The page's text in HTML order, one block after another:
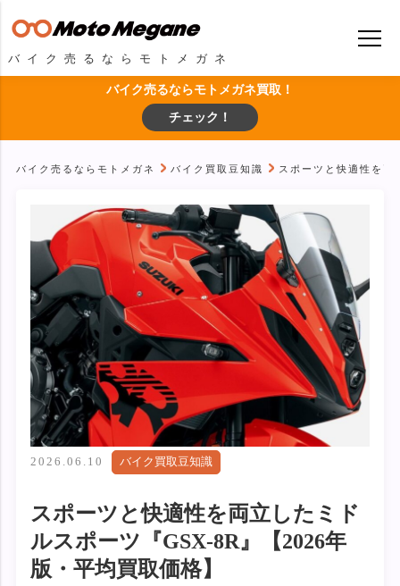
バイク売るならモトメガネ
バイク売るならモトメガネ買取！
チェック！
バイク売るならモトメガネ バイク買取豆知識 スポーツと快適性を
2026.06.10 バイク買取豆知識
スポーツと快適性を両立したミド
ルスポーツ『GSX-8R』【2026年
版・平均買取価格】